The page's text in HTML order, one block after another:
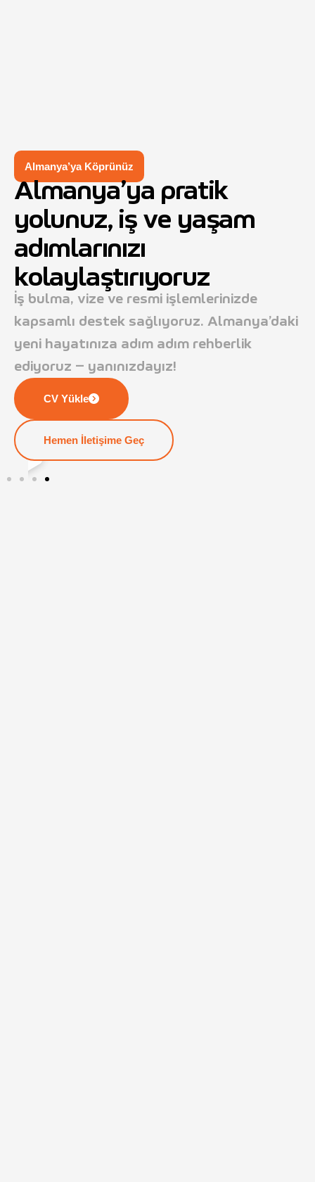
Almanya’ya Köprünüz
Almanya’ya pratik
yolunuz, iş ve yaşam
adımlarınızı
kolaylaştırıyoruz
İş bulma, vize ve resmi işlemlerinizde
kapsamlı destek sağlıyoruz. Almanya’daki
yeni hayatınıza adım adım rehberlik
ediyoruz – yanınızdayız!
CV Yükle
Hemen İletişime Geç